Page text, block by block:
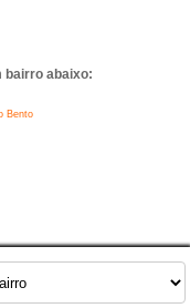
bairro abaixo:
Bento